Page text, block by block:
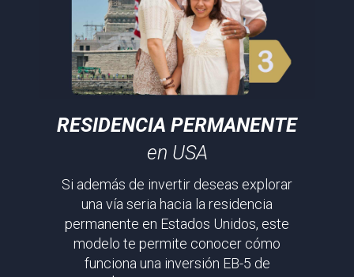
RESIDENCIA PERMANENTE
en USA
Si además de invertir deseas explorar
una vía seria hacia la residencia
permanente en Estados Unidos, este
modelo te permite conocer cómo
funciona una inversión EB-5 de